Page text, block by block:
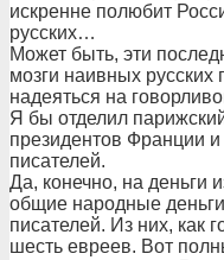
искренне полюбит
русских…
Может быть, эти
мозги наивных русских
надеяться на
Я бы отделил
президентов Франции
писателей.
Да, конечно, на деньги
общие народные
писателей. Из них, как
шесть евреев. Вот